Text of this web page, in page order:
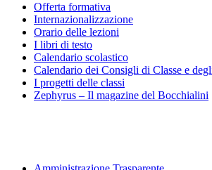
Offerta formativa
Internazionalizzazione
Orario delle lezioni
I libri di testo
Calendario scolastico
Calendario dei Consigli di Classe e
I progetti delle classi
Zephyrus – Il magazine del Bocchialini